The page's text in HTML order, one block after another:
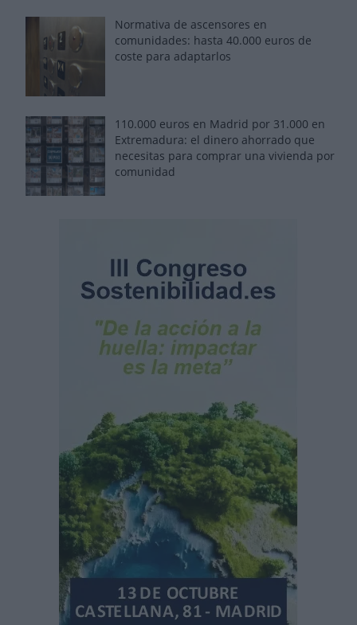
Normativa de ascensores en
comunidades: hasta 40.000 euros de
coste para adaptarlos
110.000 euros en Madrid por 31.000 en
Extremadura: el dinero ahorrado que
necesitas para comprar una vivienda por
comunidad